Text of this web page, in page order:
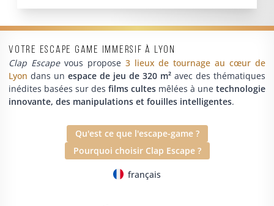
Votre escape game immersif à Lyon
Clap Escapevous propose 3 lieux de tournage au cœur de
Lyon dans un espace de jeu de 320 m² avec des thématiques
inédites basées sur des films cultes mêlées à une technologie
innovante, des manipulations et fouilles intelligentes.
Qu'est ce que l'escape-game ?
Pourquoi choisir Clap Escape ?
français